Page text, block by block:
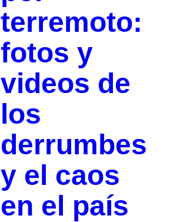
terremoto:
fotos y
videos de
los
derrumbes
y el caos
en el país